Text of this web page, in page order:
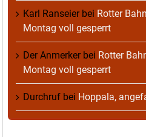
Karl Ranseierbei Rotter
Montag voll gesperrt
Der Anmerkerbei Rotter
Montag voll gesperrt
Durchruf bei Hoppala,